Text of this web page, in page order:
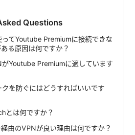
Questions
てYoutube Premiumに接続できな
る原因は何ですか？
がYoutube Premiumに適しています
クを防ぐにはどうすればいいです
とは何ですか？
由のVPNが良い理由は何ですか？